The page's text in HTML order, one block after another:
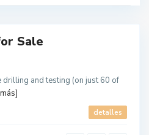
Sale
drilling and testing (on just 60 of
detalles